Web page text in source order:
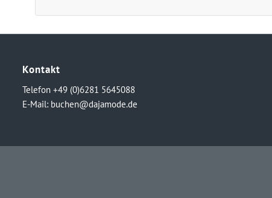
Kontakt
Telefon +49 (0)6281 5645088
E-Mail: buchen@dajamode.de